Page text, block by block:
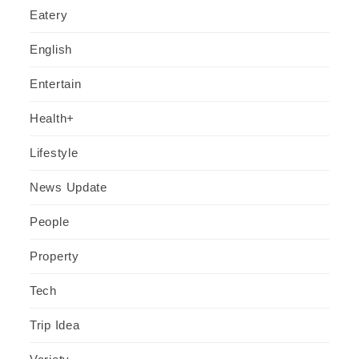
Eatery
English
Entertain
Health+
Lifestyle
News Update
People
Property
Tech
Trip Idea